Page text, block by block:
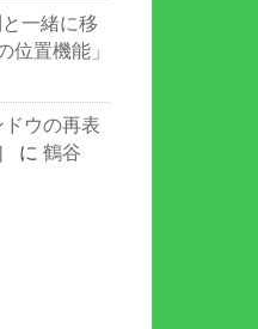
一緒に移
位置機能」
ウの再表
に 鶴谷